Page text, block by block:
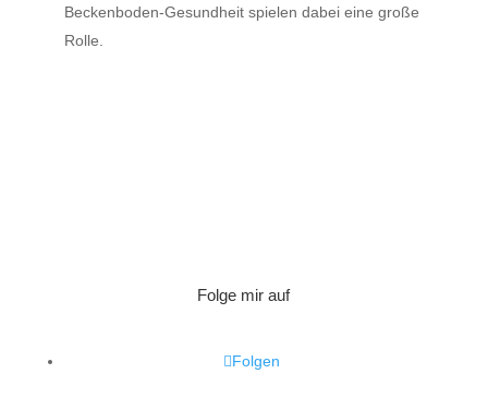
Beckenboden-Gesundheit spielen dabei eine große
Rolle.
Folge mir auf
Folgen